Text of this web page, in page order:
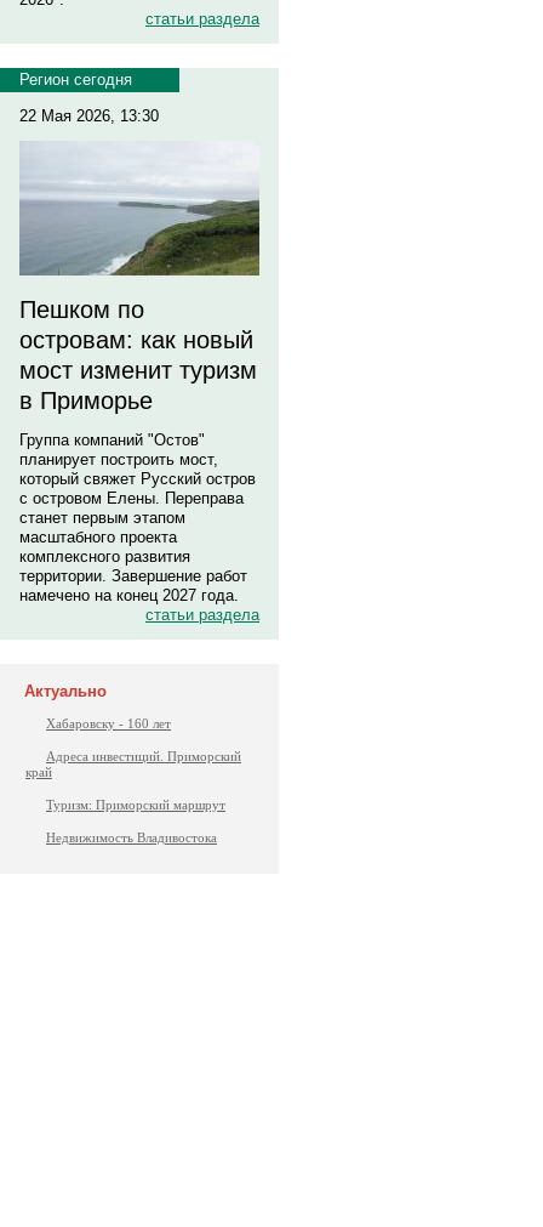
статьи раздела
Регион сегодня
22 Мая 2026, 13:30
Пешком по
островам: как новый
мост изменит туризм
в Приморье
Группа компаний "Остов"
планирует построить мост,
который свяжет Русский остров
с островом Елены. Переправа
станет первым этапом
масштабного проекта
комплексного развития
территории. Завершение работ
намечено на конец 2027 года.
статьи раздела
Актуально
Хабаровску - 160 лет
Адреса инвестиций. Приморский
край
Туризм: Приморский маршрут
Недвижимость Владивостока